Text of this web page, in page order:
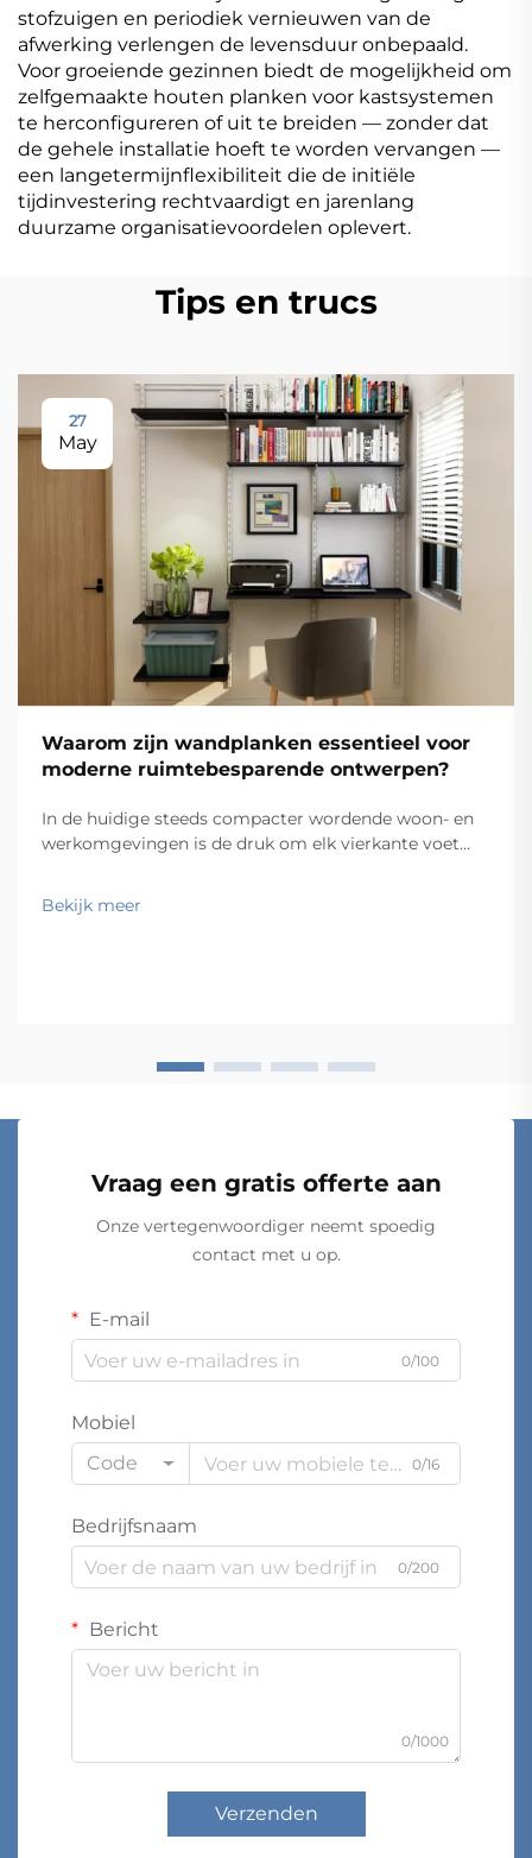
stofzuigen en periodiek vernieuwen van de
afwerking verlengen de levensduur onbepaald.
Voor groeiende gezinnen biedt de mogelijkheid om
zelfgemaakte houten planken voor kastsystemen
te herconfigureren of uit te breiden — zonder dat
de gehele installatie hoeft te worden vervangen —
een langetermijnflexibiliteit die de initiële
tijdinvestering rechtvaardigt en jarenlang
duurzame organisatievoordelen oplevert.
Tips en trucs
27
May
Waarom zijn wandplanken essentieel voor
moderne ruimtebesparende ontwerpen?
In de huidige steeds compacter wordende woon- en
werkomgevingen is de druk om elk vierkante voet
retailshowroom of een commerciële werkruimte
Bekijk meer
Vraag een gratis offerte aan
Onze vertegenwoordiger neemt spoedig
contact met u op.
E-mail
0/100
Mobiel
Code
0/16
Bedrijfsnaam
0/200
Bericht
0/1000
Verzenden